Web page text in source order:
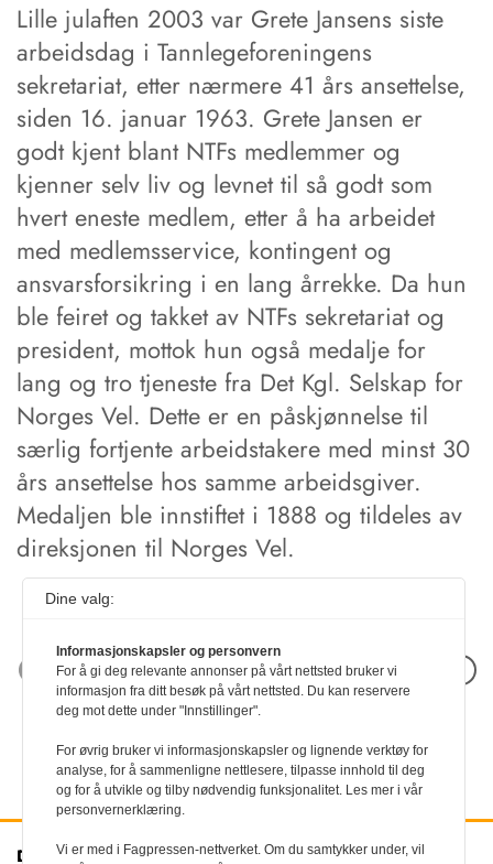
Lille julaften 2003 var Grete Jansens siste
arbeidsdag i Tannlegeforeningens
sekretariat, etter nærmere 41 års ansettelse,
siden 16. januar 1963. Grete Jansen er
godt kjent blant NTFs medlemmer og
kjenner selv liv og levnet til så godt som
hvert eneste medlem, etter å ha arbeidet
med medlemsservice, kontingent og
ansvarsforsikring i en lang årrekke. Da hun
ble feiret og takket av NTFs sekretariat og
president, mottok hun også medalje for
lang og tro tjeneste fra Det Kgl. Selskap for
Norges Vel. Dette er en påskjønnelse til
særlig fortjente arbeidstakere med minst 30
års ansettelse hos samme arbeidsgiver.
Medaljen ble innstiftet i 1888 og tildeles av
direksjonen til Norges Vel.
Neste artikkel
Den norske Kontakt oss
Dine valg:
Informasjonskapsler og personvern
For å gi deg relevante annonser på vårt nettsted bruker vi
informasjon fra ditt besøk på vårt nettsted. Du kan reservere
deg mot dette under "Innstillinger".
For øvrig bruker vi informasjonskapsler og lignende verktøy for
analyse, for å sammenligne nettlesere, tilpasse innhold til deg
og for å utvikle og tilby nødvendig funksjonalitet. Les mer i vår
personvernerklæring.
Vi er med i Fagpressen-nettverket. Om du samtykker under, vil